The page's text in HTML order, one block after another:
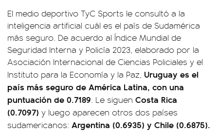
El medio deportivo TyC Sports le consultó a la
inteligencia artificial cuál es el país de Sudamérica
más seguro. De acuerdo al Índice Mundial de
Seguridad Interna y Policía 2023, elaborado por la
Asociación Internacional de Ciencias Policiales y el
Instituto para la Economía y la Paz, Uruguay es el
país más seguro de América Latina, con una
puntuación de 0.7189. Le siguen Costa Rica
(0.7097) y luego aparecen otros dos países
sudamericanos: Argentina (0.6935) y Chile (0.6875).